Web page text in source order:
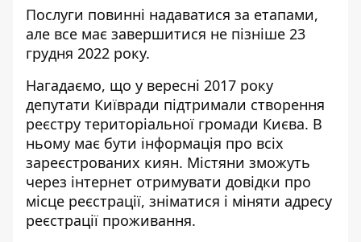
Послуги повинні надаватися за етапами,
але все має завершитися не пізніше 23
грудня 2022 року.
Нагадаємо, що у вересні 2017 року
депутати Київради підтримали створення
реєстру територіальної громади Києва. В
ньому має бути інформація про всіх
зареєстрованих киян. Містяни зможуть
через інтернет отримувати довідки про
місце реєстрації, зніматися і міняти адресу
реєстрації проживання.